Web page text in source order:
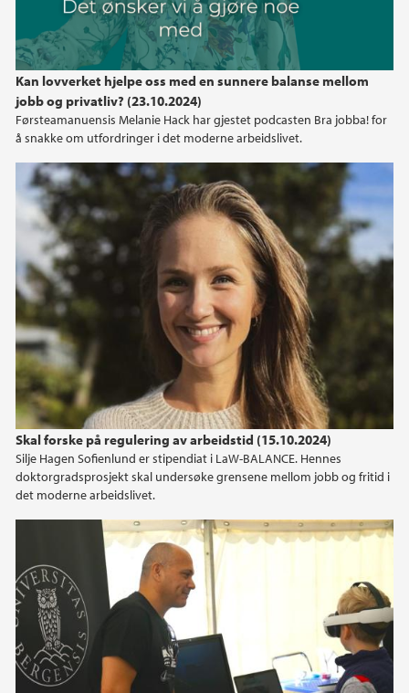
Kan lovverket hjelpe oss med en sunnere balanse mellom
jobb og privatliv? (23.10.2024)
Førsteamanuensis Melanie Hack har gjestet podcasten Bra jobba! for
å snakke om utfordringer i det moderne arbeidslivet.
Skal forske på regulering av arbeidstid (15.10.2024)
Silje Hagen Sofienlund er stipendiat i LaW-BALANCE. Hennes
doktorgradsprosjekt skal undersøke grensene mellom jobb og fritid i
det moderne arbeidslivet.
2023
2022
2021
2019
2017
2016
2015
2014
2013